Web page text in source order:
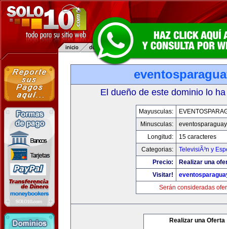
El dueño de este dominio lo
Mayusculas:
Minusculas:
Longitud:
15 caracteres
Categorias:
TelevisiÃ³n y
Precio:
Realizar una
Visitar!
Serán consideradas
Realizar una Oferta